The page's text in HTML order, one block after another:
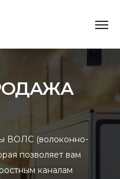
ВОЛС (волоконно-
позволяет вам
каналам